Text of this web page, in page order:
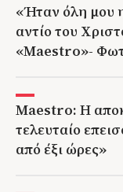
«Ήταν όλη μου
αντίο του
«Maestro»-
Maestro: Η
τελευταίο
από έξι ώρες»